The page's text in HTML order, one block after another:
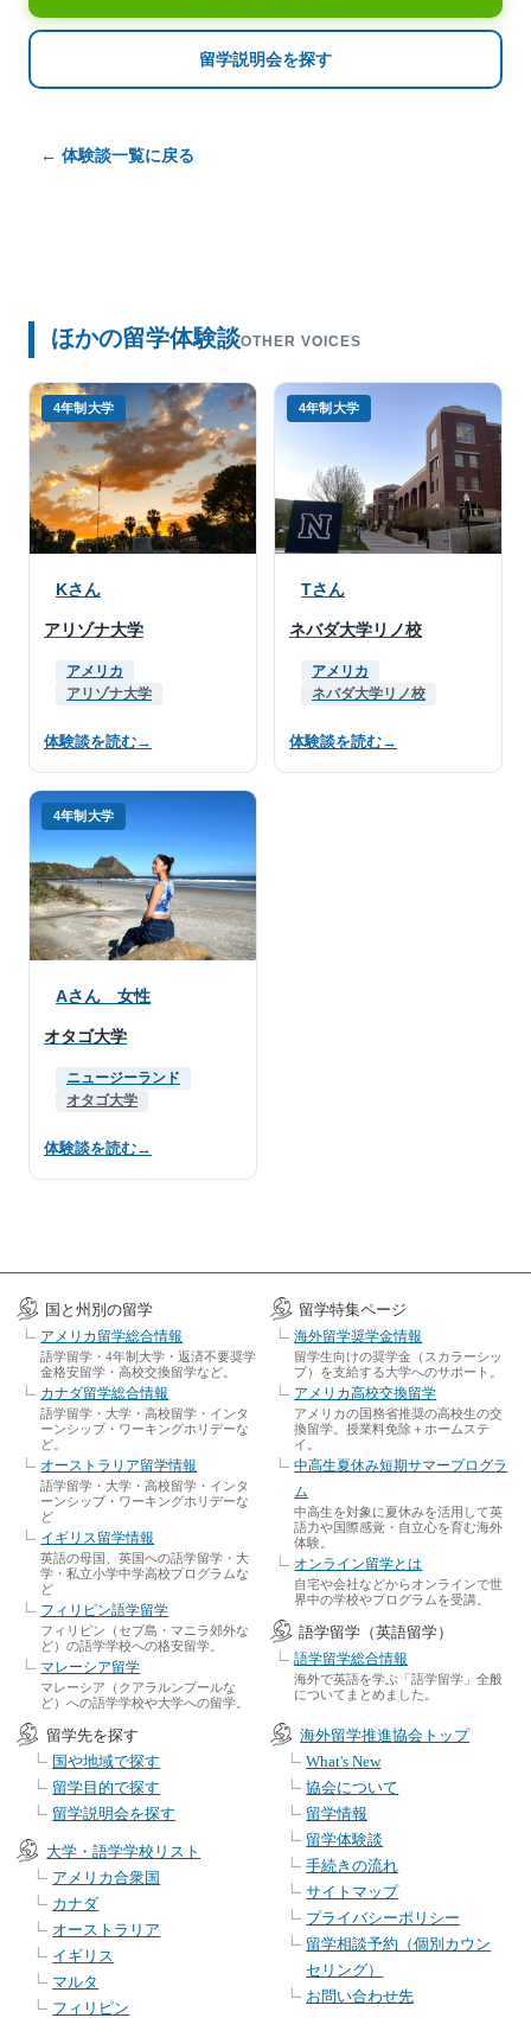
留学説明会を探す
← 体験談一覧に戻る
ほかの留学体験談OTHER VOICES
4年制大学
Kさん
アリゾナ大学
アメリカ
アリゾナ大学
体験談を読む→
4年制大学
Tさん
ネバダ大学リノ校
アメリカ
ネバダ大学リノ校
体験談を読む→
4年制大学
Aさん 女性
オタゴ大学
ニュージーランド
オタゴ大学
体験談を読む→
国と州別の留学
アメリカ留学総合情報
語学留学・4年制大学・返済不要奨学
金格安留学・高校交換留学など。
カナダ留学総合情報
語学留学・大学・高校留学・インタ
ーンシップ・ワーキングホリデーな
ど。
オーストラリア留学情報
語学留学・大学・高校留学・インタ
ーンシップ・ワーキングホリデーな
ど
イギリス留学情報
英語の母国、英国への語学留学・大
学・私立小学中学高校プログラムな
ど
フィリピン語学留学
フィリピン（セブ島・マニラ郊外な
ど）の語学学校への格安留学。
マレーシア留学
マレーシア（クアラルンプールな
ど）への語学学校や大学への留学。
留学特集ページ
海外留学奨学金情報
留学生向けの奨学金（スカラーシッ
プ）を支給する大学へのサポート。
アメリカ高校交換留学
アメリカの国務省推奨の高校生の交
換留学。授業料免除＋ホームステ
イ。
中高生夏休み短期サマープログラ
ム
中高生を対象に夏休みを活用して英
語力や国際感覚・自立心を育む海外
体験。
オンライン留学とは
自宅や会社などからオンラインで世
界中の学校やプログラムを受講。
語学留学（英語留学）
語学留学総合情報
海外で英語を学ぶ「語学留学」全般
についてまとめました。
留学先を探す
国や地域で探す
留学目的で探す
留学説明会を探す
大学・語学学校リスト
アメリカ合衆国
カナダ
オーストラリア
イギリス
マルタ
フィリピン
海外留学推進協会トップ
What's New
協会について
留学情報
留学体験談
手続きの流れ
サイトマップ
プライバシーポリシー
留学相談予約（個別カウン
セリング）
お問い合わせ先